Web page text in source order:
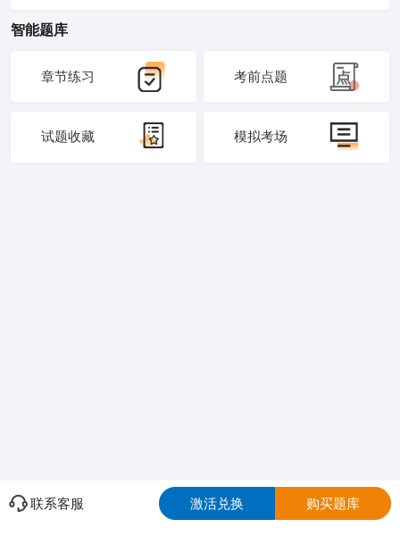
智能题库
章节练习 考前点题
试题收藏 模拟考场
联系客服 激活兑换 购买题库